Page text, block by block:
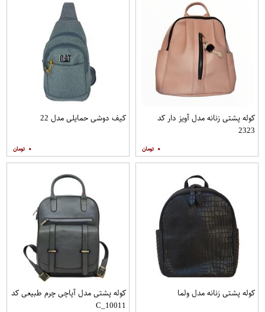
کوله پشتی زنانه مدل آویز دار کد
2323
۰
کیف دوشی حمایلی مدل 22
۰
کوله پشتی زنانه مدل ولما
کوله پشتی مدل آپاچی چرم طبیعی کد
C_10011